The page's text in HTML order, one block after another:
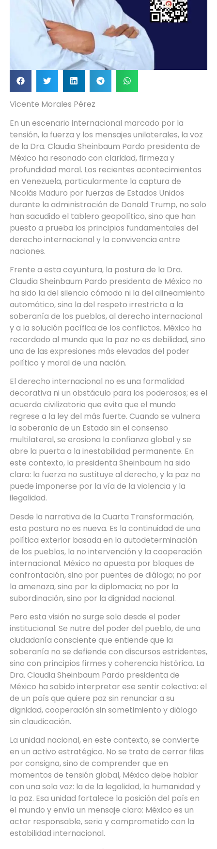
Vicente Morales Pérez
En un escenario internacional marcado por la
tensión, la fuerza y los mensajes unilaterales, la voz
de la Dra. Claudia Sheinbaum Pardo presidenta de
México ha resonado con claridad, firmeza y
profundidad moral. Los recientes acontecimientos
en Venezuela, particularmente la captura de
Nicolás Maduro por fuerzas de Estados Unidos
durante la administración de Donald Trump, no solo
han sacudido el tablero geopolítico, sino que han
puesto a prueba los principios fundamentales del
derecho internacional y la convivencia entre
naciones.
Frente a esta coyuntura, la postura de la Dra.
Claudia Sheinbaum Pardo presidenta de México no
ha sido la del silencio cómodo ni la del alineamiento
automático, sino la del respeto irrestricto a la
soberanía de los pueblos, al derecho internacional
y a la solución pacífica de los conflictos. México ha
recordado al mundo que la paz no es debilidad, sino
una de las expresiones más elevadas del poder
político y moral de una nación.
El derecho internacional no es una formalidad
decorativa ni un obstáculo para los poderosos; es el
acuerdo civilizatorio que evita que el mundo
regrese a la ley del más fuerte. Cuando se vulnera
la soberanía de un Estado sin el consenso
multilateral, se erosiona la confianza global y se
abre la puerta a la inestabilidad permanente. En
este contexto, la presidenta Sheinbaum ha sido
clara: la fuerza no sustituye al derecho, y la paz no
puede imponerse por la vía de la violencia y la
ilegalidad.
Desde la narrativa de la Cuarta Transformación,
esta postura no es nueva. Es la continuidad de una
política exterior basada en la autodeterminación
de los pueblos, la no intervención y la cooperación
internacional. México no apuesta por bloques de
confrontación, sino por puentes de diálogo; no por
la amenaza, sino por la diplomacia; no por la
subordinación, sino por la dignidad nacional.
Pero esta visión no surge solo desde el poder
institucional. Se nutre del poder del pueblo, de una
ciudadanía consciente que entiende que la
soberanía no se defiende con discursos estridentes,
sino con principios firmes y coherencia histórica. La
Dra. Claudia Sheinbaum Pardo presidenta de
México ha sabido interpretar ese sentir colectivo: el
de un país que quiere paz sin renunciar a su
dignidad, cooperación sin sometimiento y diálogo
sin claudicación.
La unidad nacional, en este contexto, se convierte
en un activo estratégico. No se trata de cerrar filas
por consigna, sino de comprender que en
momentos de tensión global, México debe hablar
con una sola voz: la de la legalidad, la humanidad y
la paz. Esa unidad fortalece la posición del país en
el mundo y envía un mensaje claro: México es un
actor responsable, serio y comprometido con la
estabilidad internacional.